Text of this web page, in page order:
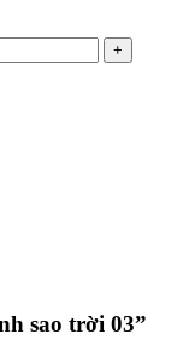
sao trời 03”